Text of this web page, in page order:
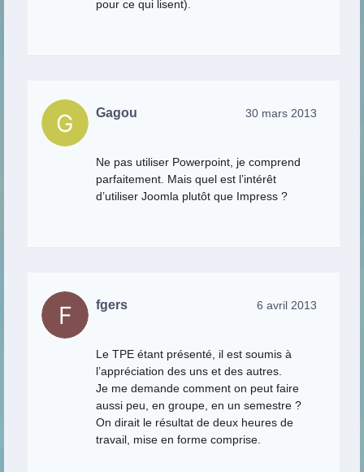
pour ce qui lisent).
Gagou 30 mars 2013
Ne pas utiliser Powerpoint, je comprend
parfaitement. Mais quel est l’intérêt
d’utiliser Joomla plutôt que Impress ?
fgers 6 avril 2013
Le TPE étant présenté, il est soumis à
l’appréciation des uns et des autres.
Je me demande comment on peut faire
aussi peu, en groupe, en un semestre ?
On dirait le résultat de deux heures de
travail, mise en forme comprise.